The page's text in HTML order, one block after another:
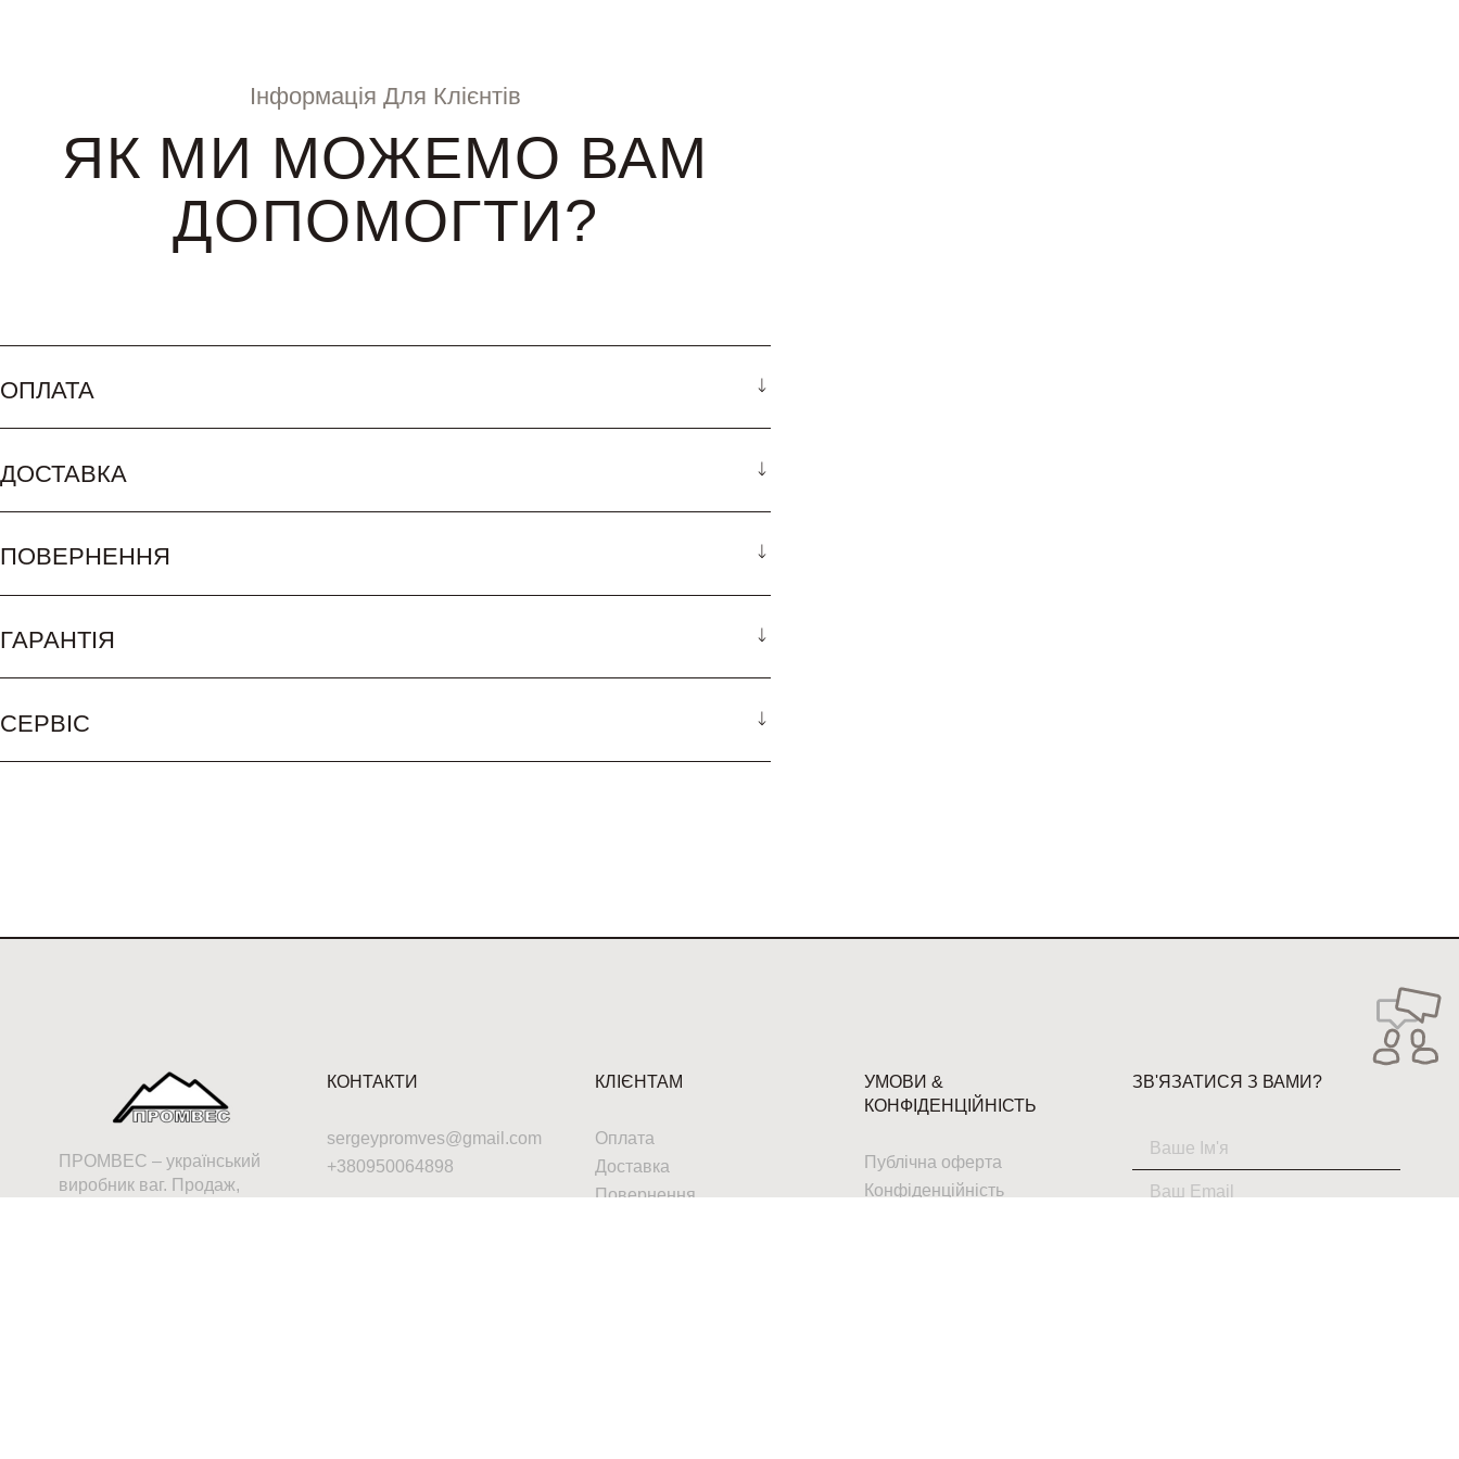
Інформація Для Клієнтів
ЯК МИ МОЖЕМО ВАМ
ДОПОМОГТИ?
ОПЛАТА
ДОСТАВКА
ПОВЕРНЕННЯ
ГАРАНТІЯ
СЕРВІС
ПРОМВЕС – український
виробник ваг. Продаж,
КОНТАКТИ
sergeypromves@gmail.com
+380950064898
КЛІЄНТАМ
Оплата
Доставка
Повернення
УМОВИ &
КОНФІДЕНЦІЙНІСТЬ
Публічна оферта
Конфіденційність
ЗВ'ЯЗАТИСЯ З ВАМИ?